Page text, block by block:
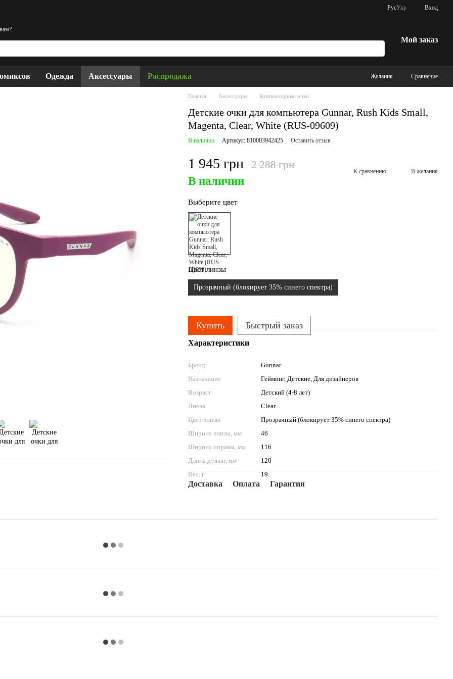
РусУкр Вход
Мой заказ
Одежда Аксессуары Распродажа Желания Сравнение
Главная Аксессуары Компьютерные очки
Детские очки для компьютера Gunnar, Rush Kids Small,
Magenta, Clear, White (RUS-09609)
В наличии Артикул: 810003942425 Оставить отзыв
1 945 грн 2 288 грн
В наличии
К сравнению В желания
Выберите цвет
Цвет линзы
Прозрачный (блокирует 35% синего спектра)
Купить Быстрый заказ
Характеристики
Бренд
Gunnar
Назначение
Гейминг, Детские, Для дизайнеров
Возраст
Детский (4-8 лет)
Линза
Clear
Цвет линзы
Прозрачный (блокирует 35% синего спектра)
Ширина линзы, мм
46
Ширина оправы, мм
116
Длина дужки, мм
120
Вес, г
19
Доставка Оплата Гарантия